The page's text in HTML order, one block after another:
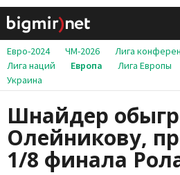
Евро-2024 ЧМ-2026 Лига
Лига наций
Европа Лига Европы
Украина
Шнайдер
Олейникову,
1/8 финала